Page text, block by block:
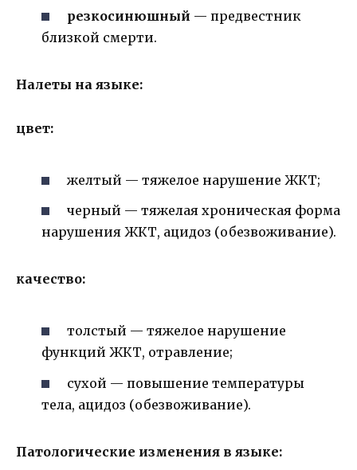
резко­синюшный — предвестник
близкой смерти.
Налеты на языке:
цвет:
желтый — тяжелое нарушение ЖКТ;
черный — тяжелая хроническая форма
нарушения ЖКТ, ацидоз (обезвоживание).
качество:
толстый — тяжелое нарушение
функций ЖКТ, отравление;
сухой — повышение температуры
тела, ацидоз (обезвоживание).
Патологические изменения в языке: